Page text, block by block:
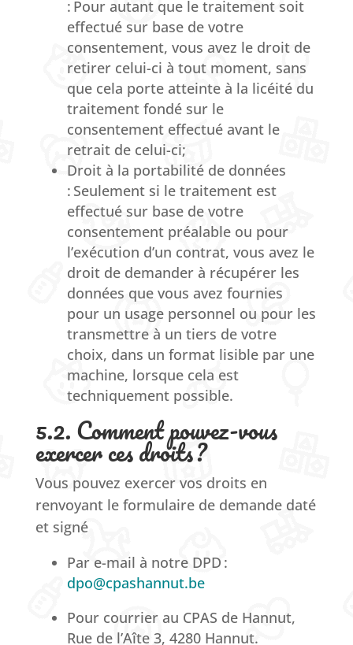
: Pour autant que le traitement soit
effectué sur base de votre
consentement, vous avez le droit de
retirer celui-ci à tout moment, sans
que cela porte atteinte à la licéité du
traitement fondé sur le
consentement effectué avant le
retrait de celui-ci;
Droit à la portabilité de données
: Seulement si le traitement est
effectué sur base de votre
consentement préalable ou pour
l’exécution d’un contrat, vous avez le
droit de demander à récupérer les
données que vous avez fournies
pour un usage personnel ou pour les
transmettre à un tiers de votre
choix, dans un format lisible par une
machine, lorsque cela est
techniquement possible.
5.2. Comment pouvez-vous
exercer ces droits ?
Vous pouvez exercer vos droits en
renvoyant le formulaire de demande daté
et signé
Par e-mail à notre DPD :
dpo@cpashannut.be
Pour courrier au CPAS de Hannut,
Rue de l’Aîte 3, 4280 Hannut.